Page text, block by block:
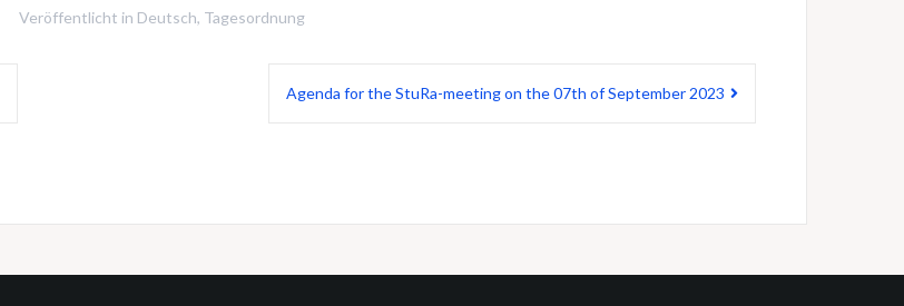
Veröffentlicht in Deutsch, Tagesordnung
Agenda for the StuRa-meeting on the 07th of September 2023